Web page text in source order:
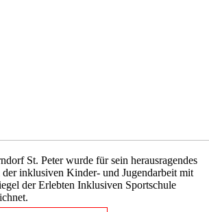
St. Peter wurde für sein herausragendes
der inklusiven Kinder- und Jugendarbeit mit
der Erlebten Inklusiven Sportschule